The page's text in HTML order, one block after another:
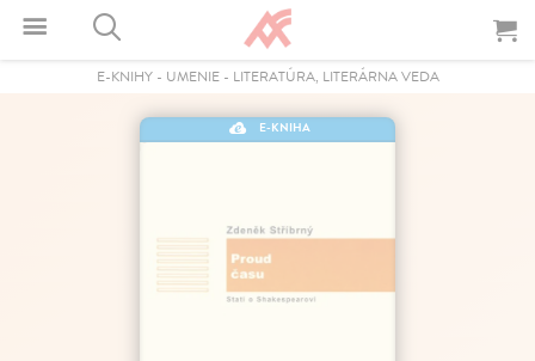
E-KNIHY- UMENIE- LITERATÚRA, LITERÁRNA VEDA
E-KNIHA